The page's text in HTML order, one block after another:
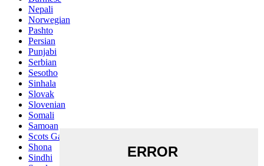
Nepali
Norwegian
Pashto
Persian
Punjabi
Serbian
Sesotho
Sinhala
Slovak
Slovenian
Somali
Samoan
Scots Gaelic
Shona
Sindhi